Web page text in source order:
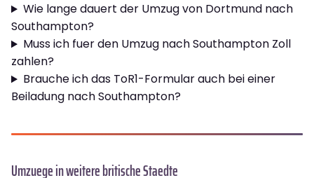
Wie lange dauert der Umzug von Dortmund nach
Southampton?
Muss ich fuer den Umzug nach Southampton Zoll
zahlen?
Brauche ich das ToR1-Formular auch bei einer
Beiladung nach Southampton?
Umzuege in weitere britische Staedte